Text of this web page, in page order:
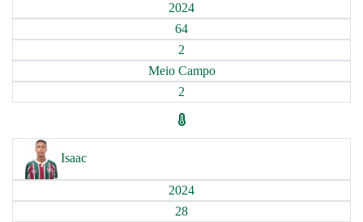
2024
64
2
Meio Campo
2
Isaac
2024
28